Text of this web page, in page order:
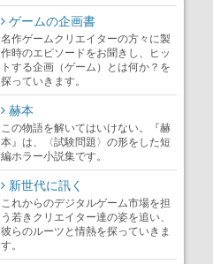
ゲームの企画書
名作ゲームクリエイターの方々に製
作時のエピソードをお聞きし、ヒッ
トする企画（ゲーム）とは何か？を
探っていきます。
赫本
この物語を解いてはいけない。『赫
本』は、〈試験問題〉の形をした短
編ホラー小説集です。
新世代に訊く
これからのデジタルゲーム市場を担
う若きクリエイター達の姿を追い、
彼らのルーツと情熱を探っていきま
す。